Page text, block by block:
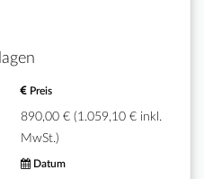
Preis
890,00 € (1.059,10 € inkl.
MwSt.)
Datum